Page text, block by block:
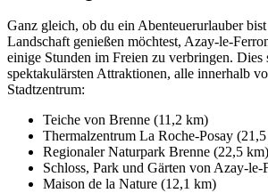
Ganz gleich, ob du ein Abenteuerurlauber
Landschaft genießen möchtest, Azay-le-
einige Stunden im Freien zu verbringen. Dies
spektakulärsten Attraktionen, alle innerhalb
Stadtzentrum:
Teiche von Brenne (11,2 km)
Thermalzentrum La Roche-Posay
Regionaler Naturpark Brenne (22,5 km)
Schloss, Park und Gärten von Azay-
Maison de la Nature (12,1 km)